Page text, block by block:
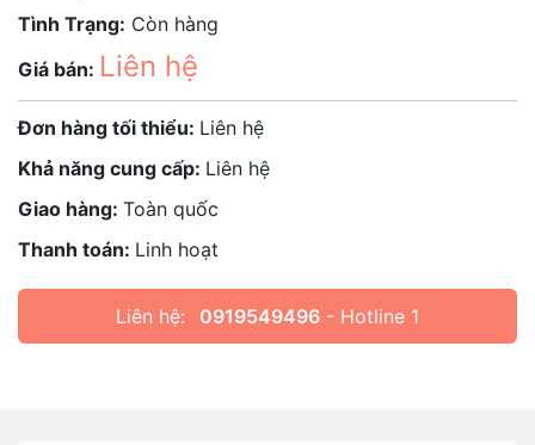
Tình Trạng: Còn hàng
Giá bán: Liên hệ
Đơn hàng tối thiểu: Liên hệ
Khả năng cung cấp: Liên hệ
Giao hàng: Toàn quốc
Thanh toán: Linh hoạt
Liên hệ: 0919549496 - Hotline 1